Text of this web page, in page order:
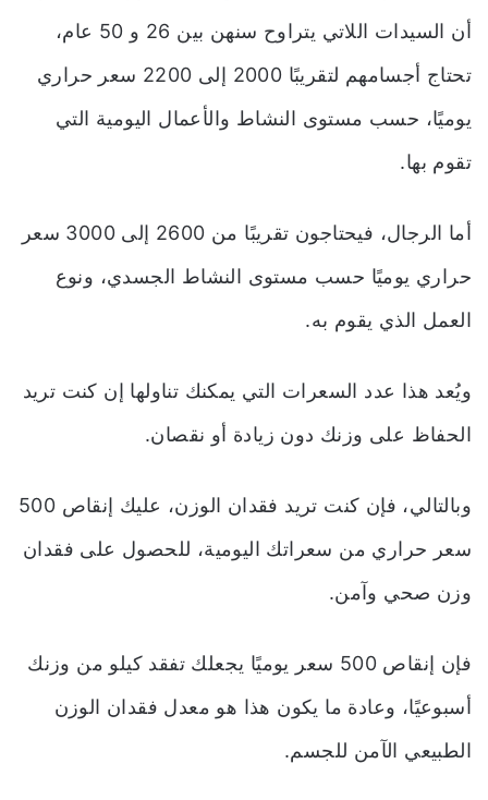
أن السيدات اللاتي يتراوح سنهن بين 26 و 50 عام،
تحتاج أجسامهم لتقريبًا 2000 إلى 2200 سعر حراري
يوميًا، حسب مستوى النشاط والأعمال اليومية التي
تقوم بها.
أما الرجال، فيحتاجون تقريبًا من 2600 إلى 3000 سعر
حراري يوميًا حسب مستوى النشاط الجسدي، ونوع
العمل الذي يقوم به.
ويُعد هذا عدد السعرات التي يمكنك تناولها إن كنت تريد
الحفاظ على وزنك دون زيادة أو نقصان.
وبالتالي، فإن كنت تريد فقدان الوزن، عليك إنقاص 500
سعر حراري من سعراتك اليومية، للحصول على فقدان
وزن صحي وآمن.
فإن إنقاص 500 سعر يوميًا يجعلك تفقد كيلو من وزنك
أسبوعيًا، وعادة ما يكون هذا هو معدل فقدان الوزن
الطبيعي الآمن للجسم.